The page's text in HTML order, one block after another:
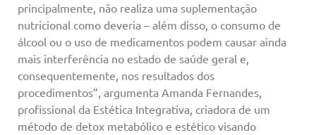
principalmente, não realiza uma suplementação
nutricional como deveria – além disso, o consumo de
álcool ou o uso de medicamentos podem causar ainda
mais interferência no estado de saúde geral e,
consequentemente, nos resultados dos
procedimentos”, argumenta Amanda Fernandes,
profissional da Estética Integrativa, criadora de um
método de detox metabólico e estético visando